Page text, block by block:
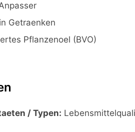
Getraenken
Pflanzenoel (BVO)
/ Typen: